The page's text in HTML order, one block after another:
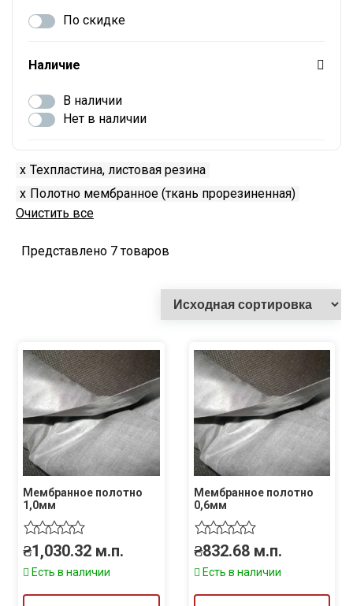
По скидке
Наличие
В наличии
Нет в наличии
x Техпластина, листовая резина
x Полотно мембранное (ткань прорезиненная)
Очистить все
Представлено 7 товаров
Мембранное полотно
1,0мм
₴1,030.32 м.п.
Есть в наличии
Мембранное полотно
0,6мм
₴832.68 м.п.
Есть в наличии